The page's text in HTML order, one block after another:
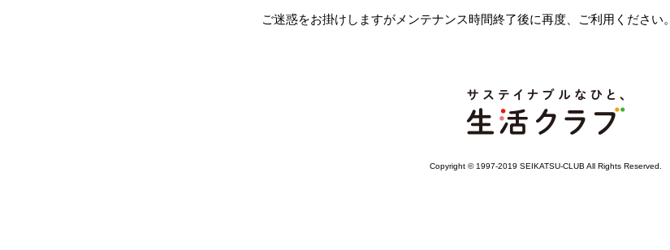
ご迷惑をお掛けしますがメンテナンス時間終了後に再度、ご利用ください。
Copyright © 1997-2019 SEIKATSU-CLUB All Rights Reserved.